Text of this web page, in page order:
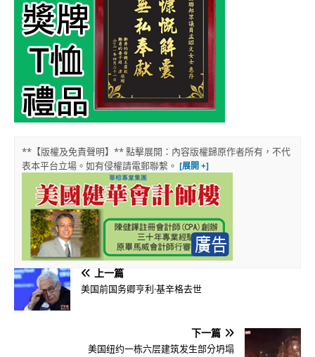
**【版權及免責聲明】** 點擊展開：內容版權歸原作者所有，不代
表本平台立場。如有侵權請電郵聯繫。
上一篇
美国前国务卿亨利·基辛格去世
下一篇
美国纽约一栋六层建筑发生部分坍塌